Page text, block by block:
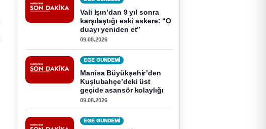
Vali Işın’dan 9 yıl sonra
karşılaştığı eski askere: “O
duayı yeniden et”
09.08.2026
EGE GUNDEMİ
Manisa Büyükşehir’den
Kuşlubahçe’deki üst
geçide asansör kolaylığı
09.08.2026
EGE GUNDEMİ